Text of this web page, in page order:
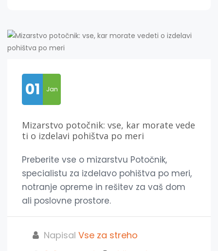
01 Jan
Mizarstvo potočnik: vse, kar morate vede
ti o izdelavi pohištva po meri
Preberite vse o mizarstvu Potočnik,
specialistu za izdelavo pohištva po meri,
notranje opreme in rešitev za vaš dom
ali poslovne prostore.
Napisal Vse za streho